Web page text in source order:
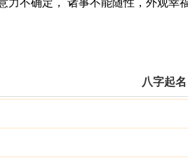
确定， 诸事不能随性，外观幸
八字起名